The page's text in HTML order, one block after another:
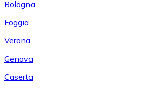
Bologna
Foggia
Verona
Genova
Caserta